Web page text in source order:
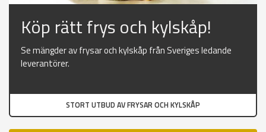
Köp rätt frys och kylskåp!
Se mängder av frysar och kylskåp från Sveriges ledande
leverantörer.
STORT UTBUD AV FRYSAR OCH KYLSKÅP